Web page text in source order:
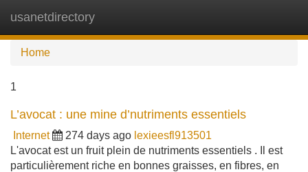
usanetdirectory
Home
1
L’avocat : une mine d’nutriments essentiels
Internet 274 days ago lexieesfl913501
L'avocat est un fruit plein de nutriments essentiels . Il est
particulièrement riche en bonnes graisses, en fibres, en